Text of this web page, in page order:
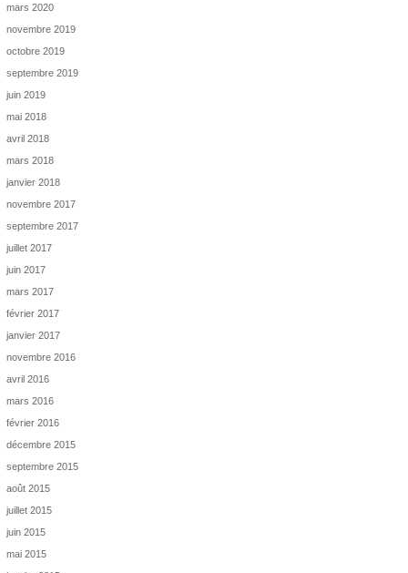
mars 2020
novembre 2019
octobre 2019
septembre 2019
juin 2019
mai 2018
avril 2018
mars 2018
janvier 2018
novembre 2017
septembre 2017
juillet 2017
juin 2017
mars 2017
février 2017
janvier 2017
novembre 2016
avril 2016
mars 2016
février 2016
décembre 2015
septembre 2015
août 2015
juillet 2015
juin 2015
mai 2015